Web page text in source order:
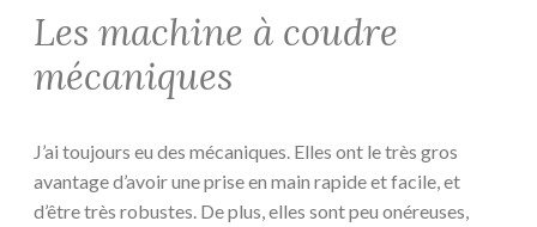
Les machine à coudre
mécaniques
J’ai toujours eu des mécaniques. Elles ont le très gros
avantage d’avoir une prise en main rapide et facile, et
d’être très robustes. De plus, elles sont peu onéreuses,